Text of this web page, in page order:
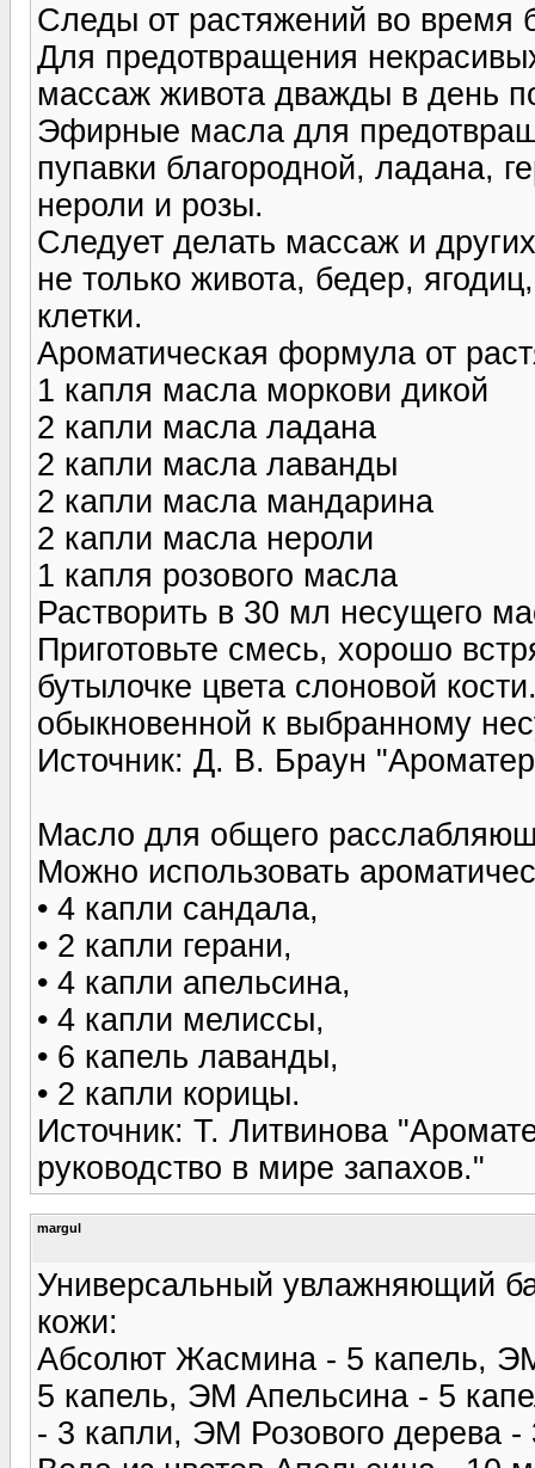
Следы от растяжений во время
Для предотвращения
массаж живота дважды в день
Эфирные масла для
пупавки благородной, ладана,
нероли и розы.
Следует делать массаж и
не только живота, бедер,
клетки.
Ароматическая формула от
1 капля масла моркови дикой
2 капли масла ладана
2 капли масла лаванды
2 капли масла мандарина
2 капли масла нероли
1 капля розового масла
Растворить в 30 мл несущего
Приготовьте смесь, хорошо
бутылочке цвета слоновой
обыкновенной к выбранному
Источник: Д. В. Браун
Масло для общего
Можно использовать
• 4 капли сандала,
• 2 капли герани,
• 4 капли апельсина,
• 4 капли мелиссы,
• 6 капель лаванды,
• 2 капли корицы.
Источник: Т. Литвинова
руководство в мире запахов."
margul
Универсальный увлажняющий
кожи:
Абсолют Жасмина - 5 капель,
5 капель, ЭМ Апельсина - 5
- 3 капли, ЭМ Розового дерева -